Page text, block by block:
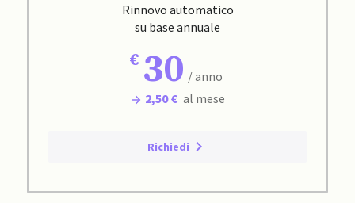
Rinnovo automatico
su base annuale
30 / anno
2,50 € al mese
Richiedi